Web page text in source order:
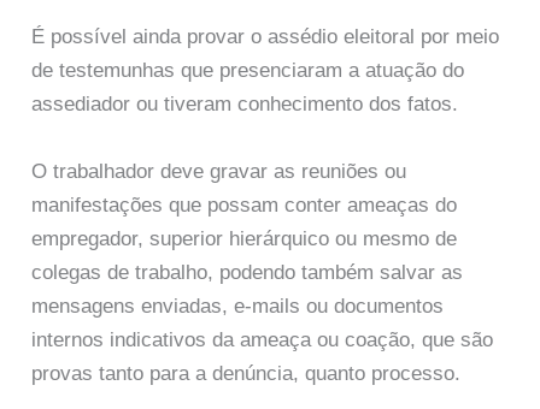
É possível ainda provar o assédio eleitoral por meio
de testemunhas que presenciaram a atuação do
assediador ou tiveram conhecimento dos fatos.
O trabalhador deve gravar as reuniões ou
manifestações que possam conter ameaças do
empregador, superior hierárquico ou mesmo de
colegas de trabalho, podendo também salvar as
mensagens enviadas, e-mails ou documentos
internos indicativos da ameaça ou coação, que são
provas tanto para a denúncia, quanto processo.